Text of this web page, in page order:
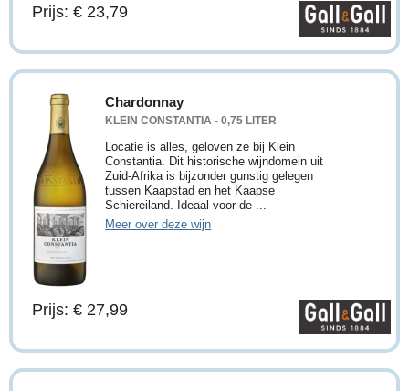
Prijs: € 23,79
Chardonnay
KLEIN CONSTANTIA - 0,75 LITER
Locatie is alles, geloven ze bij Klein
Constantia. Dit historische wijndomein uit
Zuid-Afrika is bijzonder gunstig gelegen
tussen Kaapstad en het Kaapse
Schiereiland. Ideaal voor de ...
Meer over deze wijn
Prijs: € 27,99